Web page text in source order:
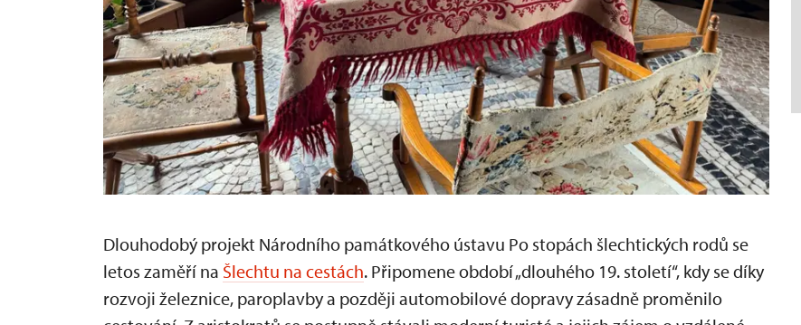
Dlouhodobý projekt Národního památkového ústavu Po stopách šlechtických rodů se
letos zaměří na Šlechtu na cestách. Připomene období „dlouhého 19. století“, kdy se díky
rozvoji železnice, paroplavby a později automobilové dopravy zásadně proměnilo